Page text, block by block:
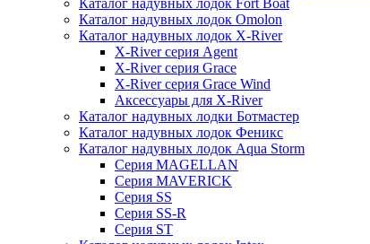
Каталог надувных лодок Fort Boat
Каталог надувных лодок Omolon
Каталог надувных лодок X-River
X-River серия Agent
X-River серия Grace
X-River серия Grace Wind
Аксессуары для X-River
Каталог надувных лодки Ботмастер
Каталог надувных лодок Феникc
Каталог надувных лодок Aqua Storm
Серия MAGELLAN
Серия MAVERICK
Серия SS
Серия SS-R
Серия ST